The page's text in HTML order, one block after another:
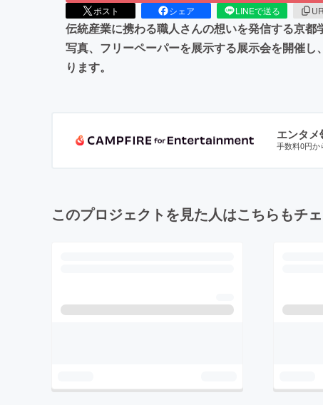
ポスト シェア LINEで送る
伝統産業に携わる職人さんの想いを発信する京
写真、フリーペーパーを展示する展示会を開催
ります。
エンタ
手数料0円か
このプロジェクトを見た人はこちらもチ